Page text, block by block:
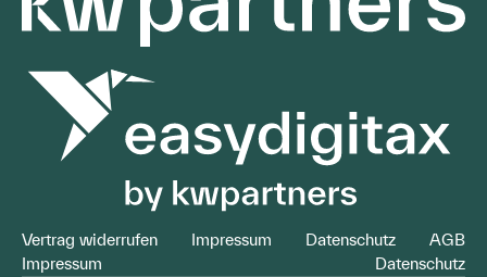
Vertrag widerrufen Impressum Datenschutz
AGB
Impressum
Datenschutz